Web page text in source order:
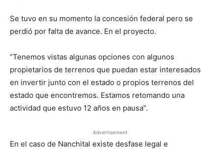
Se tuvo en su momento la concesión federal pero se
perdió por falta de avance. En el proyecto.
“Tenemos vistas algunas opciones con algunos
propietarios de terrenos que puedan estar interesados
en invertir junto con el estado o propios terrenos del
estado que encontremos. Estamos retomando una
actividad que estuvo 12 años en pausa”.
Advertisement
En el caso de Nanchital existe desfase legal e